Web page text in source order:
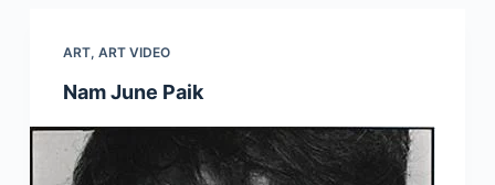
ART, ART VIDEO
Nam June Paik